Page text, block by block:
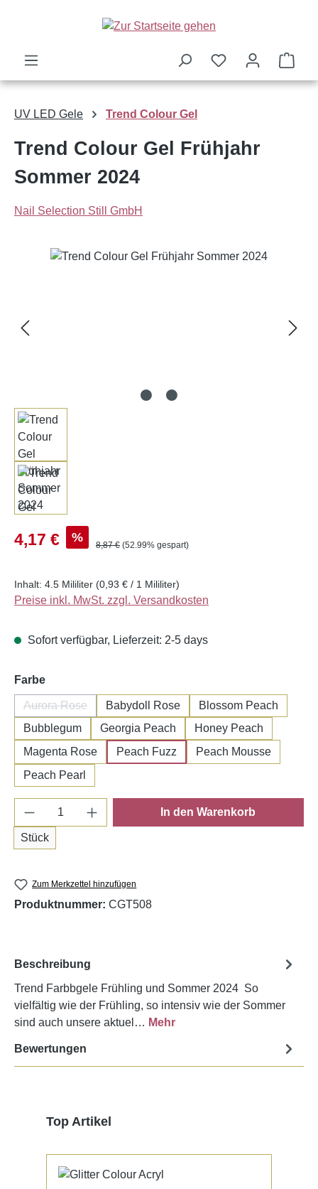
Zum Hauptinhalt springen
UV LED Gele Trend Colour Gel
Trend Colour Gel Frühjahr
Sommer 2024
Nail Selection Still GmbH
Bildergalerie überspringen
Verkaufspreis:
4,17 € % Regulärer Preis:
8,87 € (52.99% gespart)
Inhalt: 4.5 Mililiter (0,93 € / 1 Mililiter)
Preise inkl. MwSt. zzgl. Versandkosten
Sofort verfügbar, Lieferzeit: 2-5 days
Farbeauswählen
Aurora Rose
(Diese Option ist zurzeit nicht verfügbar.)
Babydoll Rose
Blossom Peach
Bubblegum
Georgia Peach
Honey Peach
Magenta Rose
Peach Fuzz
Peach Mousse
Peach Pearl
Produkt Anzahl: Gib den gewünschten
Stück
In den Warenkorb
Zum Merkzettel hinzufügen
Produktnummer: CGT508
Beschreibung
Trend Farbbgele Frühling und Sommer 2024 So
vielfältig wie der Frühling, so intensiv wie der Sommer
sind auch unsere aktuel… Mehr
Bewertungen
Produktgalerie überspringen
Top Artikel